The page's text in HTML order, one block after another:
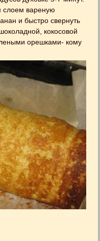
слоем вареную
и быстро свернуть
кокосовой
орешками- кому